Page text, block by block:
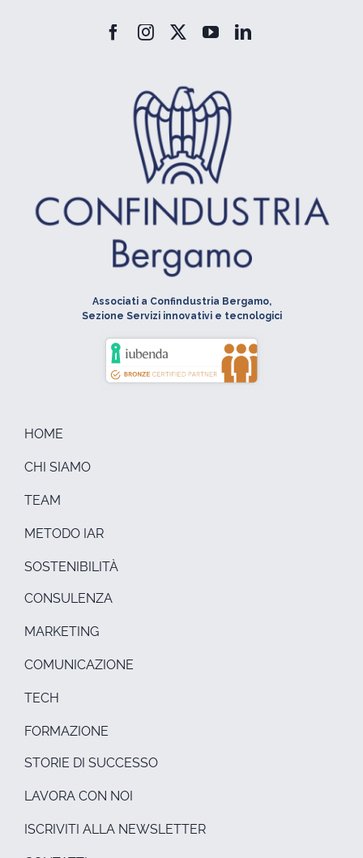
HOME
CHI SIAMO
TEAM
METODO IAR
SOSTENIBILITÀ
CONSULENZA
MARKETING
COMUNICAZIONE
TECH
FORMAZIONE
STORIE DI SUCCESSO
LAVORA CON NOI
ISCRIVITI ALLA NEWSLETTER
Associati a Confindustria Bergamo,
Sezione Servizi innovativi e tecnologici